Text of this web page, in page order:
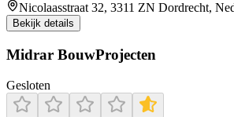
Nicolaasstraat 32, 3311 ZN Dordrecht,
Bekijk details
Midrar BouwProjecten
Gesloten